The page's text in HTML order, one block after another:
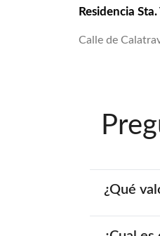
Residencia
Calle de
¿Qué